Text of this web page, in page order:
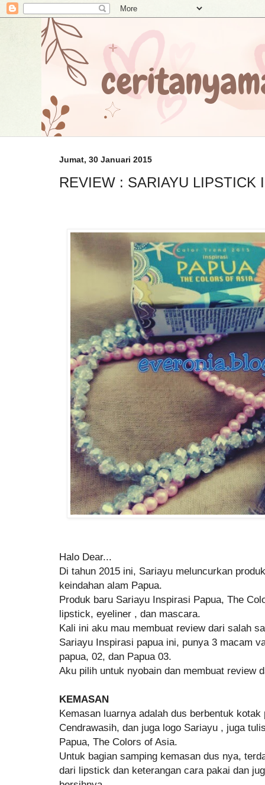
Jumat, 30 Januari 2015
REVIEW : SARIAYU LIPSTICK
Halo Dear...
Di tahun 2015 ini, Sariayu meluncurkan
keindahan alam Papua.
Produk baru Sariayu Inspirasi Papua, The
lipstick, eyeliner , dan mascara.
Kali ini aku mau membuat review dari salah
Sariayu Inspirasi papua ini, punya 3 macam
papua, 02, dan Papua 03.
Aku pilih untuk nyobain dan membuat review
KEMASAN
Kemasan luarnya adalah dus berbentuk
Cendrawasih, dan juga logo Sariayu , juga
Papua, The Colors of Asia.
Untuk bagian samping kemasan dus nya,
dari lipstick dan keterangan cara pakai dan